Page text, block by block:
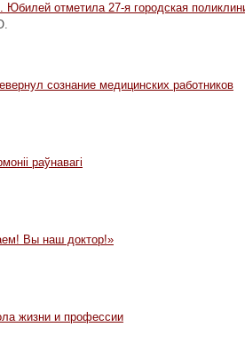
Юбилей отметила 27-я городская
сознание медицинских работников
раўнавагi
Вы наш доктор!»
жизни и профессии